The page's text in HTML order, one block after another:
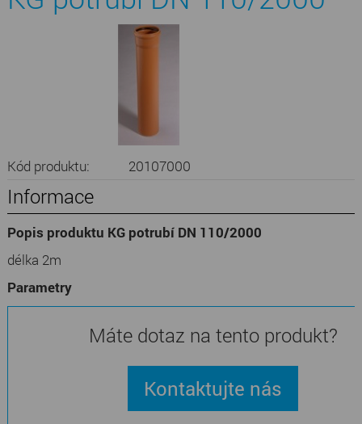
Kód produktu: 20107000
Informace
Popis produktu KG potrubí DN 110/2000
délka 2m
Parametry
Máte dotaz na tento produkt?
Kontaktujte nás